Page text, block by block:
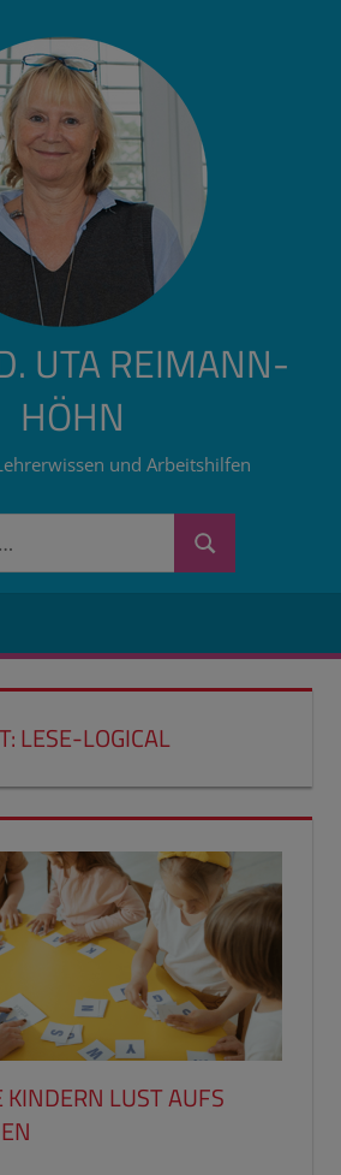
UTA REIMANN-
HÖHN
und Arbeitshilfen
Suchen
LESE-LOGICAL
LUST AUFS